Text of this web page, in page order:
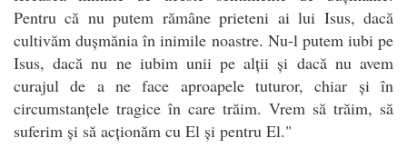
Pentru că nu putem rămâne prieteni ai lui Isus, dacă
cultivăm dușmănia în inimile noastre. Nu-l putem iubi pe
Isus, dacă nu ne iubim unii pe alții și dacă nu avem
curajul de a ne face aproapele tuturor, chiar și în
circumstanțele tragice în care trăim. Vrem să trăim, să
suferim și să acționăm cu El și pentru El."